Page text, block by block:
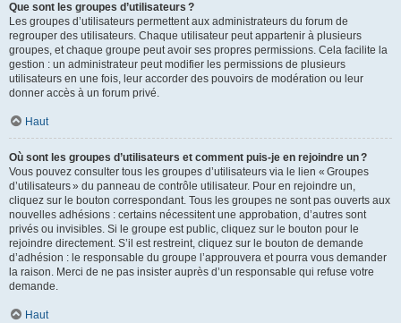
Que sont les groupes d’utilisateurs ?
Les groupes d’utilisateurs permettent aux administrateurs du forum de
regrouper des utilisateurs. Chaque utilisateur peut appartenir à plusieurs
groupes, et chaque groupe peut avoir ses propres permissions. Cela facilite la
gestion : un administrateur peut modifier les permissions de plusieurs
utilisateurs en une fois, leur accorder des pouvoirs de modération ou leur
donner accès à un forum privé.
Haut
Où sont les groupes d’utilisateurs et comment puis-je en rejoindre un ?
Vous pouvez consulter tous les groupes d’utilisateurs via le lien « Groupes
d’utilisateurs » du panneau de contrôle utilisateur. Pour en rejoindre un,
cliquez sur le bouton correspondant. Tous les groupes ne sont pas ouverts aux
nouvelles adhésions : certains nécessitent une approbation, d’autres sont
privés ou invisibles. Si le groupe est public, cliquez sur le bouton pour le
rejoindre directement. S’il est restreint, cliquez sur le bouton de demande
d’adhésion : le responsable du groupe l’approuvera et pourra vous demander
la raison. Merci de ne pas insister auprès d’un responsable qui refuse votre
demande.
Haut